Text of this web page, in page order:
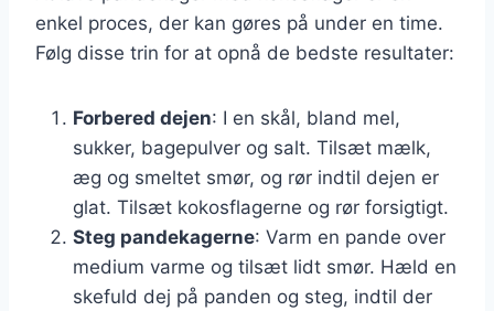
enkel proces, der kan gøres på under en time.
Følg disse trin for at opnå de bedste resultater:
Forbered dejen: I en skål, bland mel,
sukker, bagepulver og salt. Tilsæt mælk,
æg og smeltet smør, og rør indtil dejen er
glat. Tilsæt kokosflagerne og rør forsigtigt.
Steg pandekagerne: Varm en pande over
medium varme og tilsæt lidt smør. Hæld en
skefuld dej på panden og steg, indtil der